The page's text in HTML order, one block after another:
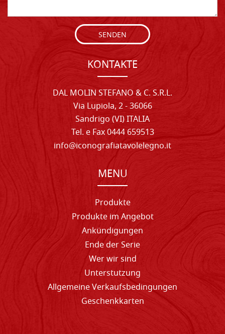
SENDEN
KONTAKTE
DAL MOLIN STEFANO & C. S.R.L.
Via Lupiola, 2 - 36066
Sandrigo (VI) ITALIA
Tel. e Fax 0444 659513
info@iconografiatavolelegno.it
MENU
Produkte
Produkte im Angebot
Ankündigungen
Ende der Serie
Wer wir sind
Unterstutzung
Allgemeine Verkaufsbedingungen
Geschenkkarten